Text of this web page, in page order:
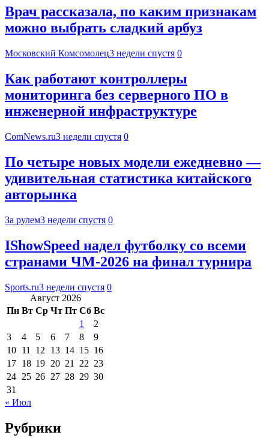
Врач рассказала, по каким признакам
можно выбрать сладкий арбуз
Московский Комсомолец3 недели спустя 0
Как работают контроллеры
мониторинга без серверного ПО в
инженерной инфраструктуре
ComNews.ru3 недели спустя 0
По четыре новых модели ежедневно —
удивительная статистика китайского
авторынка
За рулем3 недели спустя 0
IShowSpeed надел футболку со всеми
странами ЧМ-2026 на финал турнира
Sports.ru3 недели спустя 0
Август 2026
Пн Вт Ср Чт Пт Сб Вс
1
2
3
4 5 6 7 8
9
10 11 12 13 14 15 16
17 18 19 20 21 22 23
24 25 26 27 28 29 30
31
« Июл
Рубрики